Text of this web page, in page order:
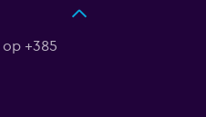
+385